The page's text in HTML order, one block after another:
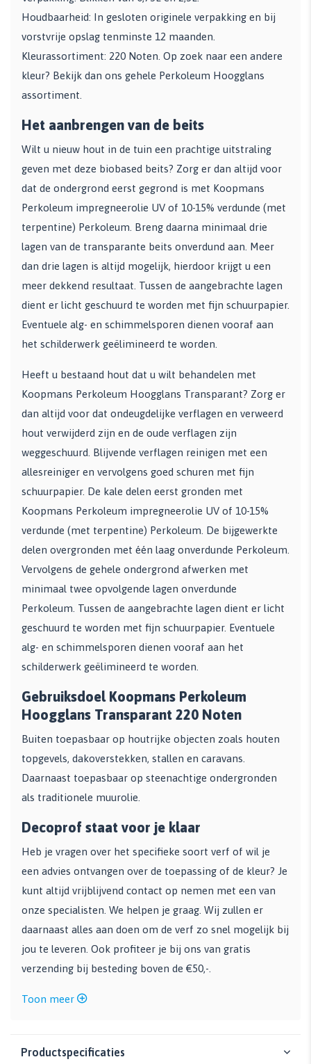
Houdbaarheid: In gesloten originele verpakking en bij
vorstvrije opslag tenminste 12 maanden.
Kleurassortiment: 220 Noten. Op zoek naar een andere
kleur? Bekijk dan ons gehele Perkoleum Hoogglans
assortiment.
Het aanbrengen van de beits
Wilt u nieuw hout in de tuin een prachtige uitstraling
geven met deze biobased beits? Zorg er dan altijd voor
dat de ondergrond eerst gegrond is met Koopmans
Perkoleum impregneerolie UV of 10-15% verdunde (met
terpentine) Perkoleum. Breng daarna minimaal drie
lagen van de transparante beits onverdund aan. Meer
dan drie lagen is altijd mogelijk, hierdoor krijgt u een
meer dekkend resultaat. Tussen de aangebrachte lagen
dient er licht geschuurd te worden met fijn schuurpapier.
Eventuele alg- en schimmelsporen dienen vooraf aan
het schilderwerk geëlimineerd te worden.
Heeft u bestaand hout dat u wilt behandelen met
Koopmans Perkoleum Hoogglans Transparant? Zorg er
dan altijd voor dat ondeugdelijke verflagen en verweerd
hout verwijderd zijn en de oude verflagen zijn
weggeschuurd. Blijvende verflagen reinigen met een
allesreiniger en vervolgens goed schuren met fijn
schuurpapier. De kale delen eerst gronden met
Koopmans Perkoleum impregneerolie UV of 10-15%
verdunde (met terpentine) Perkoleum. De bijgewerkte
delen overgronden met één laag onverdunde Perkoleum.
Vervolgens de gehele ondergrond afwerken met
minimaal twee opvolgende lagen onverdunde
Perkoleum. Tussen de aangebrachte lagen dient er licht
geschuurd te worden met fijn schuurpapier. Eventuele
alg- en schimmelsporen dienen vooraf aan het
schilderwerk geëlimineerd te worden.
Gebruiksdoel Koopmans Perkoleum
Hoogglans Transparant 220 Noten
Buiten toepasbaar op houtrijke objecten zoals houten
topgevels, dakoverstekken, stallen en caravans.
Daarnaast toepasbaar op steenachtige ondergronden
als traditionele muurolie.
Decoprof staat voor je klaar
Heb je vragen over het specifieke soort verf of wil je
een advies ontvangen over de toepassing of de kleur? Je
kunt altijd vrijblijvend contact op nemen met een van
onze specialisten. We helpen je graag. Wij zullen er
daarnaast alles aan doen om de verf zo snel mogelijk bij
jou te leveren. Ook profiteer je bij ons van gratis
verzending bij besteding boven de €50,-.
Toon meer
Productspecificaties